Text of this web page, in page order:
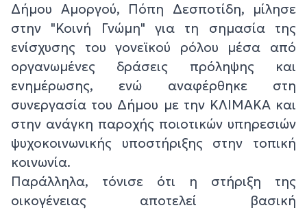
Δήμου Αμοργού, Πόπη Δεσποτίδη, μίλησε
στην "Κοινή Γνώμη" για τη σημασία της
ενίσχυσης του γονεϊκού ρόλου μέσα από
οργανωμένες δράσεις πρόληψης και
ενημέρωσης, ενώ αναφέρθηκε στη
συνεργασία του Δήμου με την ΚΛΙΜΑΚΑ και
στην ανάγκη παροχής ποιοτικών υπηρεσιών
ψυχοκοινωνικής υποστήριξης στην τοπική
κοινωνία.
Παράλληλα, τόνισε ότι η στήριξη της
οικογένειας αποτελεί βασική